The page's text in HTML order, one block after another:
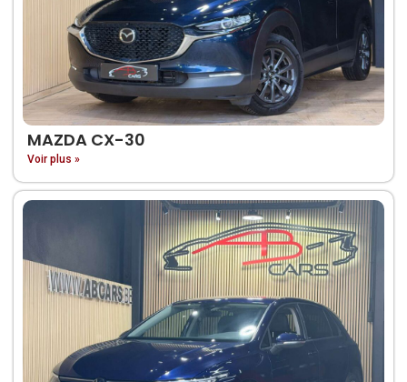
MAZDA CX-30
Voir plus »